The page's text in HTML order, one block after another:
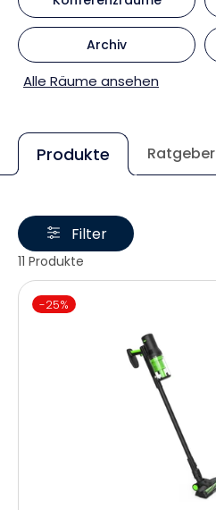
Archiv
Alle Räume ansehen
Produkte Ratgeber
Filter
11 Produkte
-25%